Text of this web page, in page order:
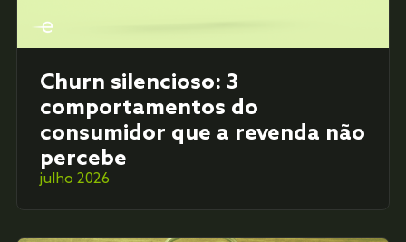
Churn silencioso: 3
comportamentos do
consumidor que a revenda não
percebe
julho 2026